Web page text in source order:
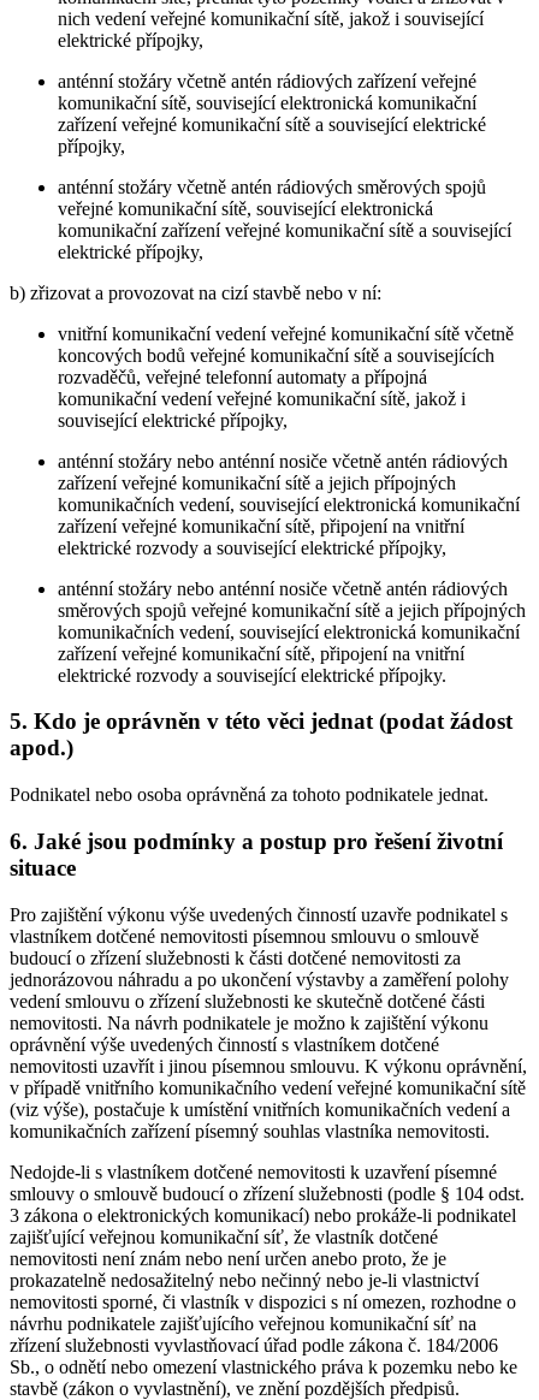
nich vedení veřejné komunikační sítě, jakož i související
elektrické přípojky,
anténní stožáry včetně antén rádiových zařízení veřejné
komunikační sítě, související elektronická komunikační
zařízení veřejné komunikační sítě a související elektrické
přípojky,
anténní stožáry včetně antén rádiových směrových spojů
veřejné komunikační sítě, související elektronická
komunikační zařízení veřejné komunikační sítě a související
elektrické přípojky,
b) zřizovat a provozovat na cizí stavbě nebo v ní:
vnitřní komunikační vedení veřejné komunikační sítě včetně
koncových bodů veřejné komunikační sítě a souvisejících
rozvaděčů, veřejné telefonní automaty a přípojná
komunikační vedení veřejné komunikační sítě, jakož i
související elektrické přípojky,
anténní stožáry nebo anténní nosiče včetně antén rádiových
zařízení veřejné komunikační sítě a jejich přípojných
komunikačních vedení, související elektronická komunikační
zařízení veřejné komunikační sítě, připojení na vnitřní
elektrické rozvody a související elektrické přípojky,
anténní stožáry nebo anténní nosiče včetně antén rádiových
směrových spojů veřejné komunikační sítě a jejich přípojných
komunikačních vedení, související elektronická komunikační
zařízení veřejné komunikační sítě, připojení na vnitřní
elektrické rozvody a související elektrické přípojky.
5. Kdo je oprávněn v této věci jednat (podat žádost
apod.)
Podnikatel nebo osoba oprávněná za tohoto podnikatele jednat.
6. Jaké jsou podmínky a postup pro řešení životní
situace
Pro zajištění výkonu výše uvedených činností uzavře podnikatel s
vlastníkem dotčené nemovitosti písemnou smlouvu o smlouvě
budoucí o zřízení služebnosti k části dotčené nemovitosti za
jednorázovou náhradu a po ukončení výstavby a zaměření polohy
vedení smlouvu o zřízení služebnosti ke skutečně dotčené části
nemovitosti. Na návrh podnikatele je možno k zajištění výkonu
oprávnění výše uvedených činností s vlastníkem dotčené
nemovitosti uzavřít i jinou písemnou smlouvu. K výkonu oprávnění,
v případě vnitřního komunikačního vedení veřejné komunikační sítě
(viz výše), postačuje k umístění vnitřních komunikačních vedení a
komunikačních zařízení písemný souhlas vlastníka nemovitosti.
Nedojde-li s vlastníkem dotčené nemovitosti k uzavření písemné
smlouvy o smlouvě budoucí o zřízení služebnosti (podle § 104 odst.
3 zákona o elektronických komunikací) nebo prokáže-li podnikatel
zajišťující veřejnou komunikační síť, že vlastník dotčené
nemovitosti není znám nebo není určen anebo proto, že je
prokazatelně nedosažitelný nebo nečinný nebo je-li vlastnictví
nemovitosti sporné, či vlastník v dispozici s ní omezen, rozhodne o
návrhu podnikatele zajišťujícího veřejnou komunikační síť na
zřízení služebnosti vyvlastňovací úřad podle zákona č. 184/2006
Sb., o odnětí nebo omezení vlastnického práva k pozemku nebo ke
stavbě (zákon o vyvlastnění), ve znění pozdějších předpisů.